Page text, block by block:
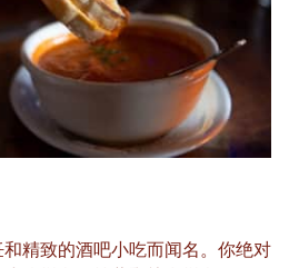
精致的酒吧小吃而闻名。你绝对